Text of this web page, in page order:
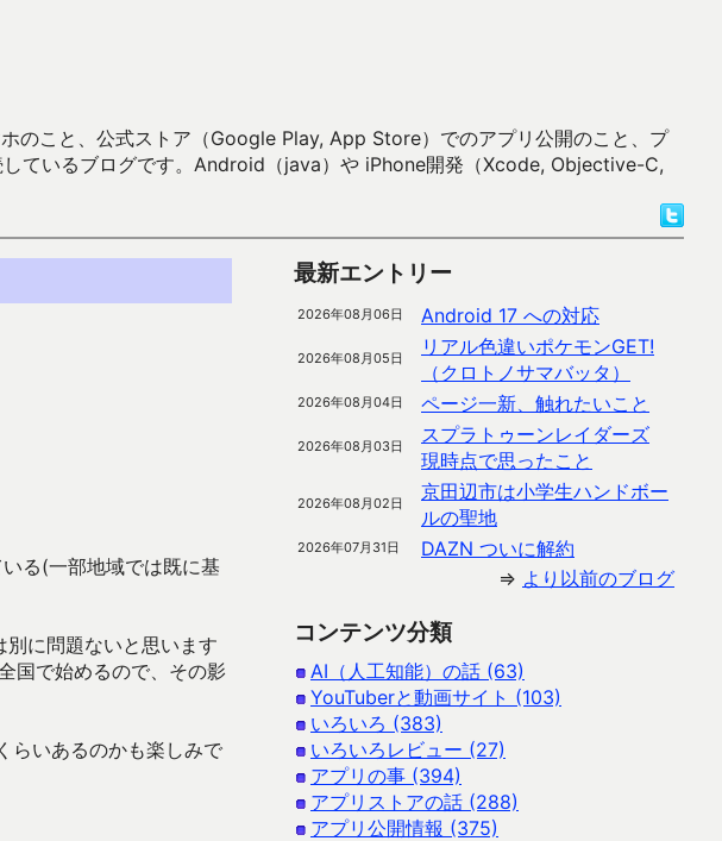
のこと、公式ストア（Google Play, App Store）でのアプリ公開のこと、プ
ているブログです。Android（java）や iPhone開発（Xcode, Objective-C,
る(一部地域では既に基
に問題ないと思います
国で始めるので、その影
らいあるのかも楽しみで
最新エントリー
2026年08月06日 Android 17 への対応
2026年08月05日
リアル色違いポケモンGET!
（クロトノサマバッタ）
2026年08月04日 ページ一新、触れたいこと
2026年08月03日
スプラトゥーンレイダーズ
現時点で思ったこと
2026年08月02日
京田辺市は小学生ハンドボー
ルの聖地
2026年07月31日
DAZN ついに解約
⇒ より以前のブログ
コンテンツ分類
AI（人工知能）の話 (63)
YouTuberと動画サイト (103)
いろいろ (383)
いろいろレビュー (27)
アプリの事 (394)
アプリストアの話 (288)
アプリ公開情報 (375)